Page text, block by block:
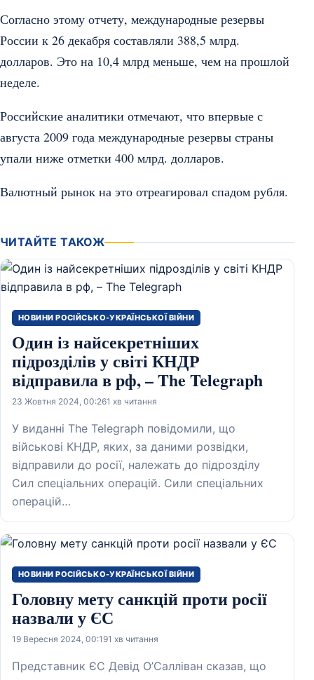
Согласно этому отчету, международные резервы
России к 26 декабря составляли 388,5 млрд.
долларов. Это на 10,4 млрд меньше, чем на прошлой
неделе.
Российские аналитики отмечают, что впервые с
августа 2009 года международные резервы страны
упали ниже отметки 400 млрд. долларов.
Валютный рынок на это отреагировал спадом рубля.
ЧИТАЙТЕ ТАКОЖ
НОВИНИ РОСІЙСЬКО-УКРАЇНСЬКОЇ ВІЙНИ
Один із найсекретніших
підрозділів у світі КНДР
відправила в рф, – The Telegraph
23 Жовтня 2024, 00:261 хв читання
У виданні The Telegraph повідомили, що
військові КНДР, яких, за даними розвідки,
відправили до росії, належать до підрозділу
Сил спеціальних операцій. Сили спеціальних
операцій…
НОВИНИ РОСІЙСЬКО-УКРАЇНСЬКОЇ ВІЙНИ
Головну мету санкцій проти росії
назвали у ЄС
19 Вересня 2024, 00:191 хв читання
Представник ЄС Девід О’Салліван сказав, що